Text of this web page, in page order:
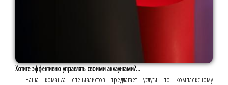
Хотите эффективно управлять своими аккаунтами?...
Наша команда специалистов предлагает услуги по комплексному